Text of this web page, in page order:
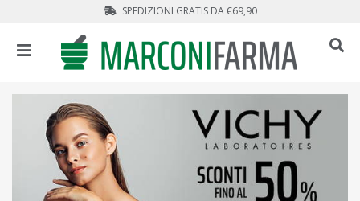
SPEDIZIONI GRATIS DA €69,90